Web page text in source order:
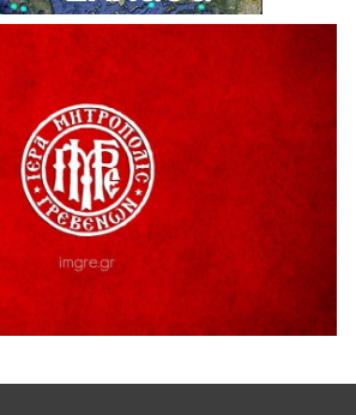
(και) δύναμη
ΣΥΝΕΧΙΖΕΙ ΣΤΟΝ ΠΡΩΤΕΑ
Συλλόγου Ταξιάρχη προς κ.
του Α΄ κλάδου ύδρευσης